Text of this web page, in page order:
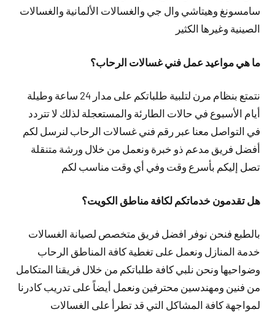
سامسونغ وهيتاشي وال جي والغسالات الألمانية والغسالات
الصينية وغيرها الكثير
ما هي مواعيد عمل فني غسالات الرحاب؟
نتمتع بنظام مرن لتلبية طلباتكم على مدار 24 ساعة وطيلة
أيام الأسبوع في حالات الطارئة والمستعجلة لذلك لا تتردد
في التواصل معنا عبر رقم فني غسالات الرحاب لنرسل لكم
أفضل فريق مدعم ذو خبرة ونعمل من خلال ورشة متنقلة
تصل إليكم بأسرع وقت وفي أي وقت مناسب لكم
هل تقدمون خدماتكم لكافة مناطق الكويت؟
بالطبع فنحن نوفر افضل فريق متخصص لصيانة الغسالات
خدمة المنازل ونعمل على تغطية كافة المناطق الرحاب
وضواحيها ونحن نلبي كافة طلباتكم من خلال فريقنا المتكامل
من فنين ومهندسين محترفين ونعمل أيضاً على تدريب كادرنا
لمواجهة كافة المشاكل التي قد تطرأ على الغسالات